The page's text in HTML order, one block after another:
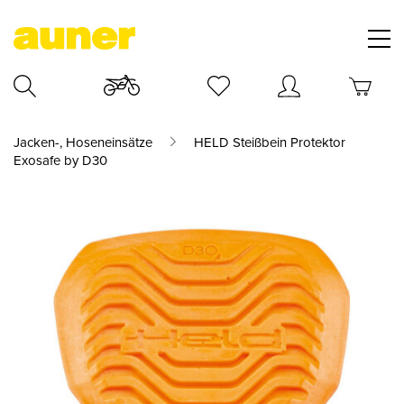
Jacken-, Hoseneinsätze
HELD Steißbein Protektor
Exosafe by D30